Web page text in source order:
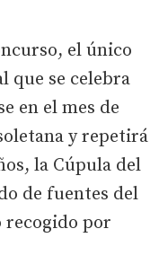
el único
que se celebra
en el mes de
y repetirá
la Cúpula del
de fuentes del
recogido por